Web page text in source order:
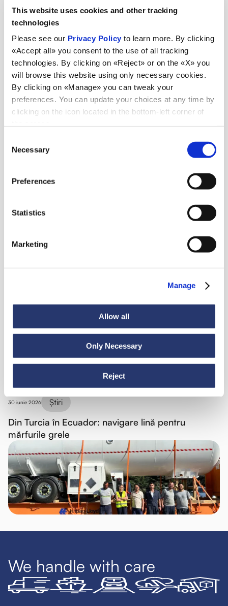
This website uses cookies and other tracking
technologies
Please see our Privacy Policy to learn more. By clicking
«Accept all» you consent to the use of all tracking
technologies. By clicking on «Reject» or on the «X» you
will browse this website using only necessary cookies.
By clicking on «Manage» you can tweak your
preferences. You can update your choices at any time by
clicking on the icon located in the bottom-left corner of
Selection
Necessary
Preferences
Statistics
Marketing
Manage
Allow all
Only Necessary
Reject
Noutăți
6 iulie 2026 Știri
30 iunie 2026 Știri
Din Turcia în Ecuador: navigare lină pentru
mărfurile grele
We handle with care